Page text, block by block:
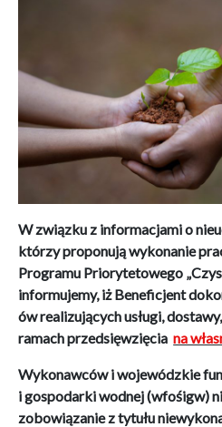
W związku z informacjami o
którzy proponują wykonanie
Programu Priorytetowego
informujemy, iż Beneficjent
ów realizujących usługi,
ramach przedsięwzięcia na
Wykonawców iwojewódzkie
i gospodarki wodnej (wfośigw)
zobowiązanie z tytułu